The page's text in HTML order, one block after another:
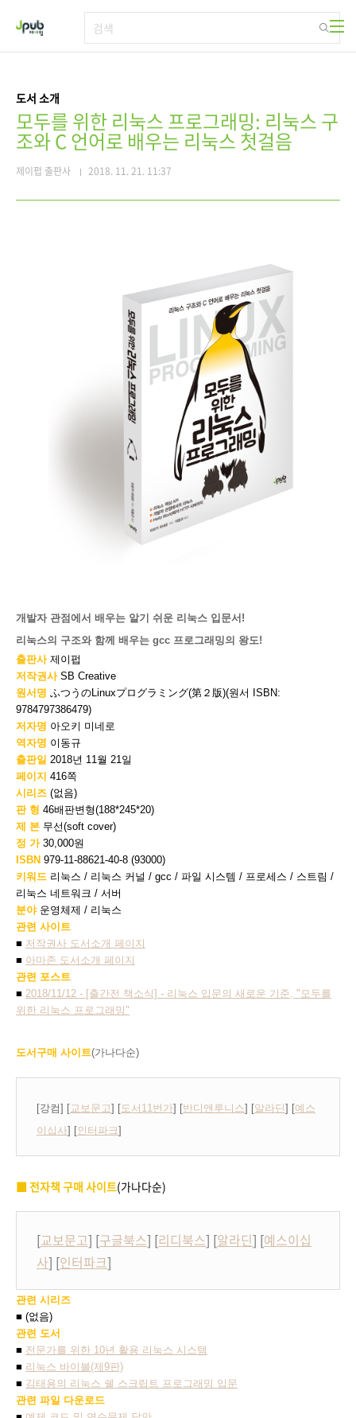
도서 소개
모두를 위한 리눅스 프로그래밍: 리눅스 구
조와 C 언어로 배우는 리눅스 첫걸음
제이펍 출판사 2018. 11. 21. 11:37
개발자 관점에서 배우는 알기 쉬운 리눅스 입문서!
리눅스의 구조와 함께 배우는 gcc 프로그래밍의 왕도!
출판사제이펍
저작권사 SB Creative
원서명 ふつうのLinuxプログラミング(第２版)(원서 ISBN:
9784797386479)
저자명 아오키 미네로
역자명 이동규
출판일 2018년 11월 21일
페이지 416쪽
시리즈 (없음)
판 형 46배판변형(188*245*20)
제 본 무선(soft cover)
정 가30,000원
ISBN 979-11-88621-40-8 (93000)
키워드 리눅스 / 리눅스 커널 / gcc / 파일 시스템 / 프로세스 / 스트림 /
리눅스 네트워크 / 서버
분야운영체제 / 리눅스
관련 사이트
■ 저작권사 도서소개 페이지
■ 아마존 도서소개 페이지
관련 포스트
■ 2018/11/12 - [출간전 책소식] - 리눅스 입문의 새로운 기준, "모두를
위한 리눅스 프로그래밍"
도서구매 사이트(가나다순)
[강컴] [교보문고] [도서11번가] [반디앤루니스] [알라딘] [예스
이십사] [인터파크]
■ 전자책 구매 사이트(가나다순)
[교보문고] [구글북스] [리디북스] [알라딘] [예스이십
사] [인터파크]
관련 시리즈
■ (없음)
관련 도서
■ 전문가를 위한 10년 활용 리눅스 시스템
■ 리눅스 바이블(제9판)
■ 김태용의 리눅스 쉘 스크립트 프로그래밍 입문
관련 파일 다운로드